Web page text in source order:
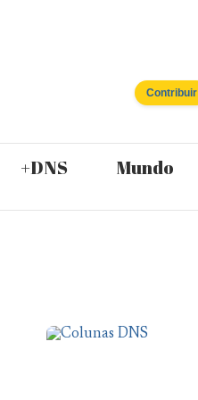
Contribuir
+DNS Mundo